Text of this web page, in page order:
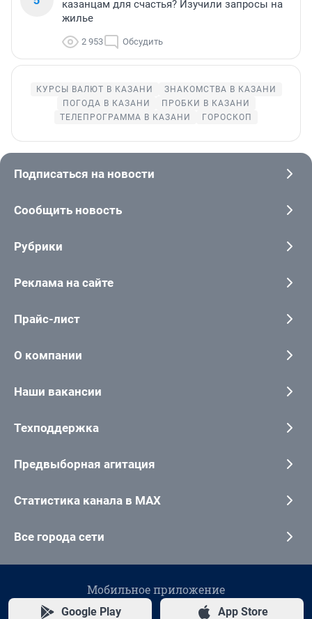
казанцам для счастья? Изучили запросы на
жилье
2 953 Обсудить
КУРСЫ ВАЛЮТ В КАЗАНИ
ЗНАКОМСТВА В КАЗАНИ
ПОГОДА В КАЗАНИ
ПРОБКИ В КАЗАНИ
ТЕЛЕПРОГРАММА В КАЗАНИ
ГОРОСКОП
Подписаться на новости
Сообщить новость
Рубрики
Реклама на сайте
Прайс-лист
О компании
Наши вакансии
Техподдержка
Предвыборная агитация
Статистика канала в MAX
Все города сети
Мобильное приложение
Google Play App Store